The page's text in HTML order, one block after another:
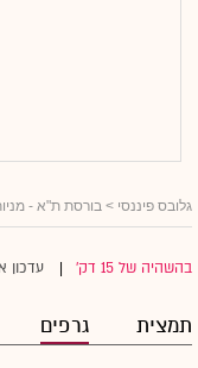
גלובס פיננסי > בורסת ת"א -
בהשהיה של 15 דק' עדכון
תמצית גרפים